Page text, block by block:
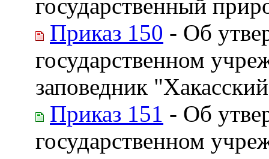
государственный
Приказ 150 - Об
государственном
заповедник
Приказ 151 - Об
государственном